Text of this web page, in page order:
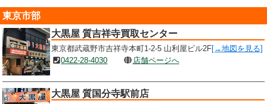
東京市部
大黒屋 質吉祥寺買取センター
東京都武蔵野市吉祥寺本町1-2-5 山利屋ビル2F[→地図を見る]
0422-28-4030
店舗ページへ
大黒屋 質国分寺駅前店